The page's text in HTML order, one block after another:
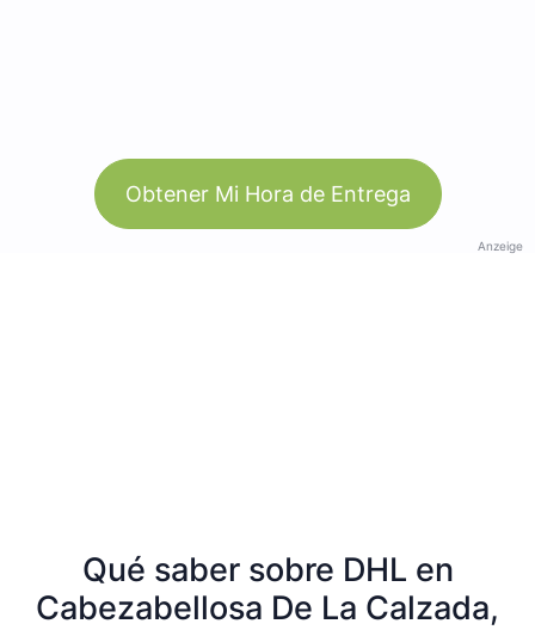
Obtener Mi Hora de Entrega
Anzeige
Qué saber sobre DHL en
Cabezabellosa De La Calzada,